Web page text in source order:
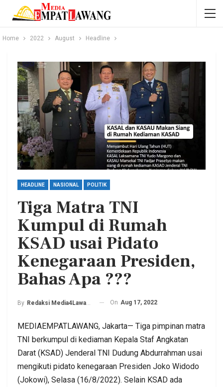
Home 2022 August Headline
HEADLINE NASIONAL POLITIK
Tiga Matra TNI
Kumpul di Rumah
KSAD usai Pidato
Kenegaraan Presiden,
Bahas Apa ???
By Redaksi Media4Lawang On Aug 17, 2022
MEDIAEMPATLAWANG, Jakarta— Tiga pimpinan matra
TNI berkumpul di kediaman Kepala Staf Angkatan
Darat (KSAD) Jenderal TNI Dudung Abdurrahman usai
mengikuti pidato kenegaraan Presiden Joko Widodo
(Jokowi), Selasa (16/8/2022). Selain KSAD ada